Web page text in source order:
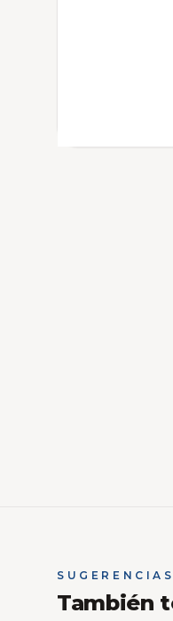
SUGERENCIAS
También